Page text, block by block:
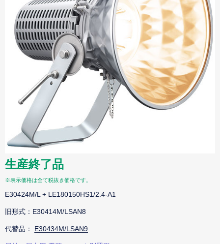
生産終了品
※表示価格は全て税抜き価格です。
E30424M/L + LE180150HS1/2.4-A1
旧形式：E30414M/LSAN8
代替品： E30434M/LSAN9